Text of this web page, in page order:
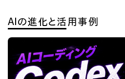
AIの進化と活用事例